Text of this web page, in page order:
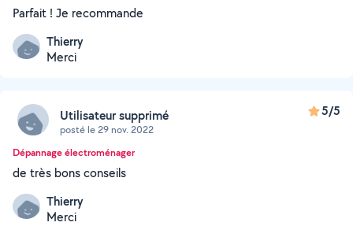
Parfait ! Je recommande
Thierry
Merci
Utilisateur supprimé
posté le 29 nov. 2022
5/5
Dépannage électroménager
de très bons conseils
Thierry
Merci